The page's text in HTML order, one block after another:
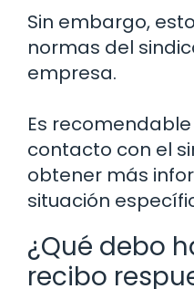
Sin embargo,
normas del
empresa.
Es
contacto con el
obtener más
situación
¿Qué debo
recibo